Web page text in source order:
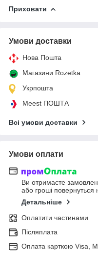
Приховати
Умови доставки
Нова Пошта
Магазини Rozetka
Укрпошта
Meest ПОШТА
Всі умови доставки
Умови оплати
Ви отримаєте
або гроші повернуться
Детальніше
Оплатити частинами
Післяплата
Оплата карткою Visa,